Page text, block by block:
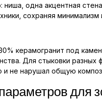
одна акцентная
сохраняя
керамогранит под
Для стыковки
и не нарушал общую
для